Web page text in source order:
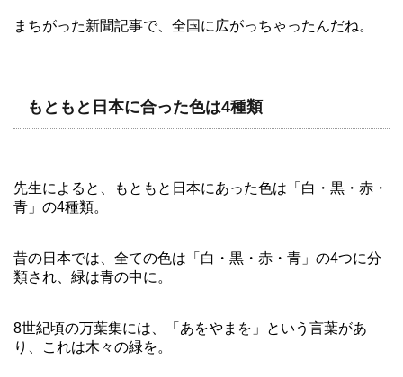
まちがった新聞記事で、全国に広がっちゃったんだね。
もともと日本に合った色は4種類
先生によると、もともと日本にあった色は「白・黒・赤・
青」の4種類。
昔の日本では、全ての色は「白・黒・赤・青」の4つに分
類され、緑は青の中に。
8世紀頃の万葉集には、「あをやまを」という言葉があ
り、これは木々の緑を。